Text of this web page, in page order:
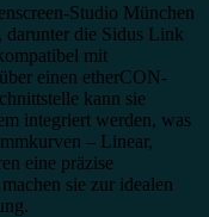
Studio München
darunter die Sidus Link
mit
einen etherCON-
kann sie
integriert werden, was
– Linear,
eine präzise
sie zur idealen